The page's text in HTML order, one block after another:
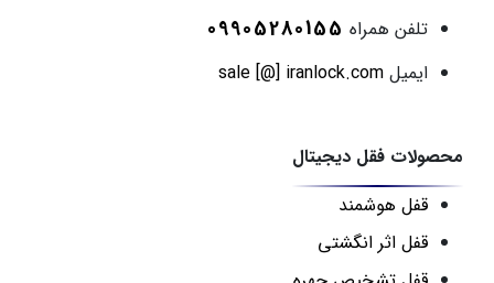
تلفن همراه 09905280155
ایمیل sale [@] iranlock.com
محصولات فقل دیجیتال
قفل هوشمند
قفل اثر انگشتی